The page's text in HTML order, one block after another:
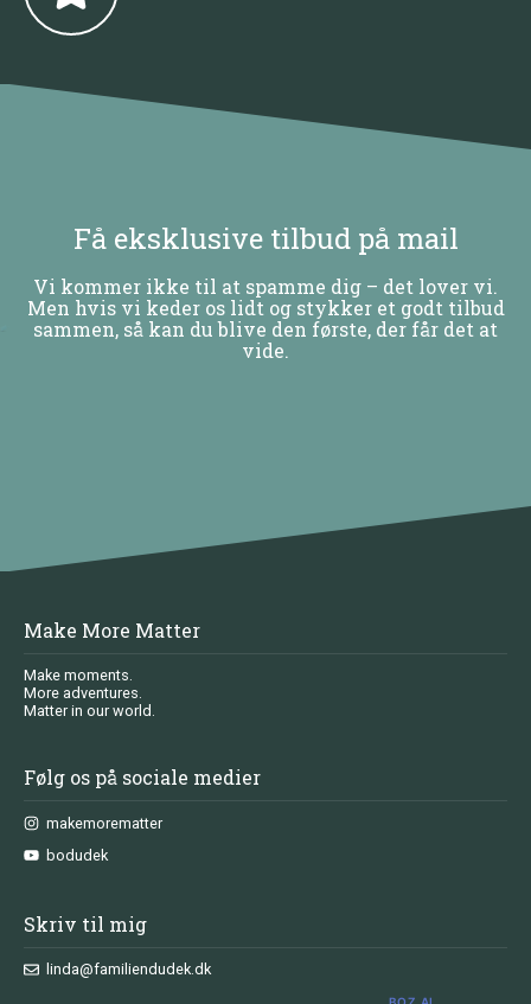
Få eksklusive tilbud på mail
Vi kommer ikke til at spamme dig – det lover vi.
Men hvis vi keder os lidt og stykker et godt tilbud
sammen, så kan du blive den første, der får det at
vide.
Make More Matter
Make moments.
More adventures.
Matter in our world.
Følg os på sociale medier
makemorematter
bodudek
Skriv til mig
linda@familiendudek.dk